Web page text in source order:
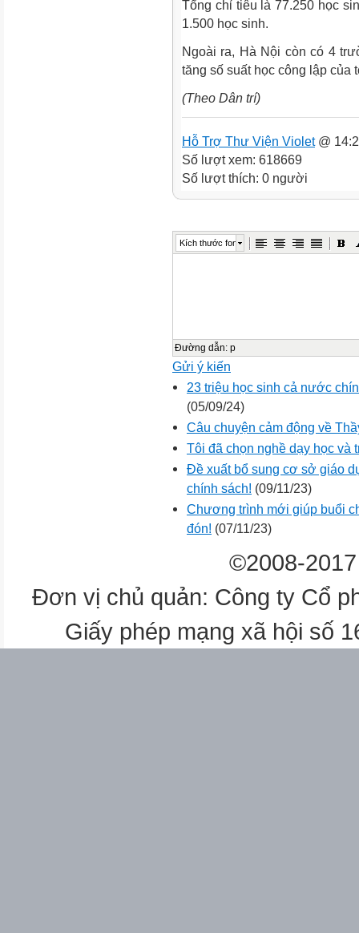
Tổng chỉ tiêu là 77.250 học
1.500 học sinh.
Ngoài ra, Hà Nội còn có 4
tăng số suất học công lập của
(Theo Dân trí)
Hỗ Trợ Thư Viện Violet@
Số lượt xem: 618669
Số lượt thích: 0 người
Kích thước font
Đường dẫn: p
Gửi ý kiến
23 triệu học sinh cả nước
(05/09/24)
Câu chuyện cảm động về
Tôi đã chọn nghề dạy học và
Đề xuất bổ sung cơ sở giáo
chính sách! (09/11/23)
Chương trình mới giúp buổi
đón! (07/11/23)
©2008-
Đơn vị chủ quản: Công ty Cổ
Giấy phép mạng xã hội số